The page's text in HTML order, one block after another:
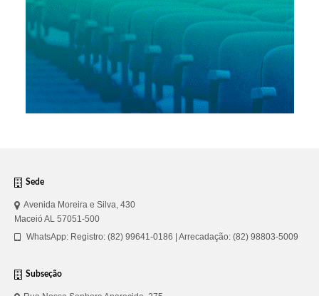
Sede
Avenida Moreira e Silva, 430
Maceió AL 57051-500
WhatsApp: Registro: (82) 99641-0186 | Arrecadação: (82) 98803-5009
Subseção